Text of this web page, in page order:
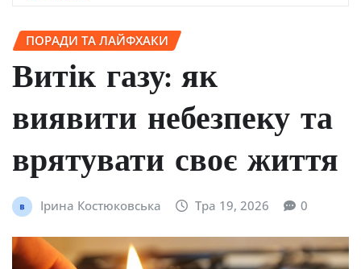
ПОРАДИ ТА ЛАЙФХАКИ
Витік газу: як
виявити небезпеку та
врятувати своє життя
Ірина Костюковська Тра 19, 2026 0